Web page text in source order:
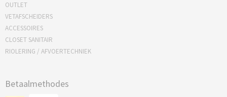
OUTLET
VETAFSCHEIDERS
ACCESSOIRES
CLOSET SANITAIR
RIOLERING / AFVOERTECHNIEK
Betaalmethodes